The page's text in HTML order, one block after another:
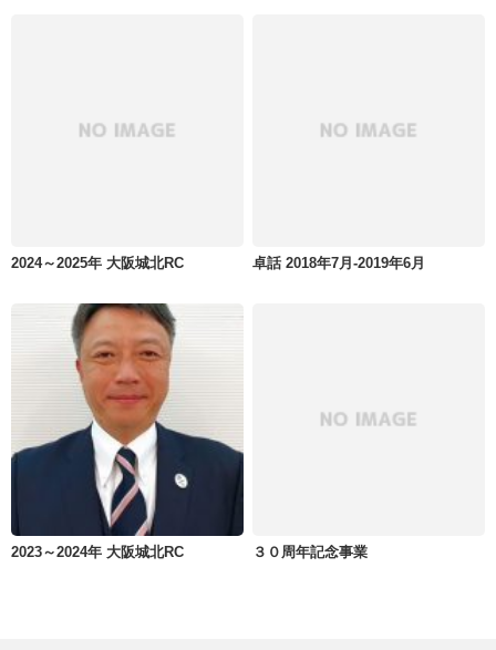
2024～2025年 大阪城北RC 卓話 2018年7月-2019年6月
2023～2024年 大阪城北RC ３０周年記念事業